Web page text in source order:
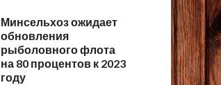
Минсельхоз ожидает
обновления
рыболовного флота
на 80 процентов к 2023
году